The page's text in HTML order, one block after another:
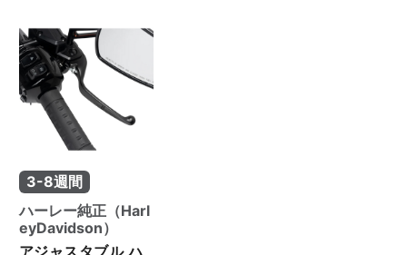
3-8週間
ハーレー純正（Harl
eyDavidson）
アジャスタブル ハ